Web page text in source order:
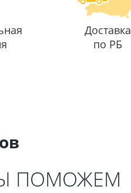
Доставка
по РБ
ПОМОЖЕМ